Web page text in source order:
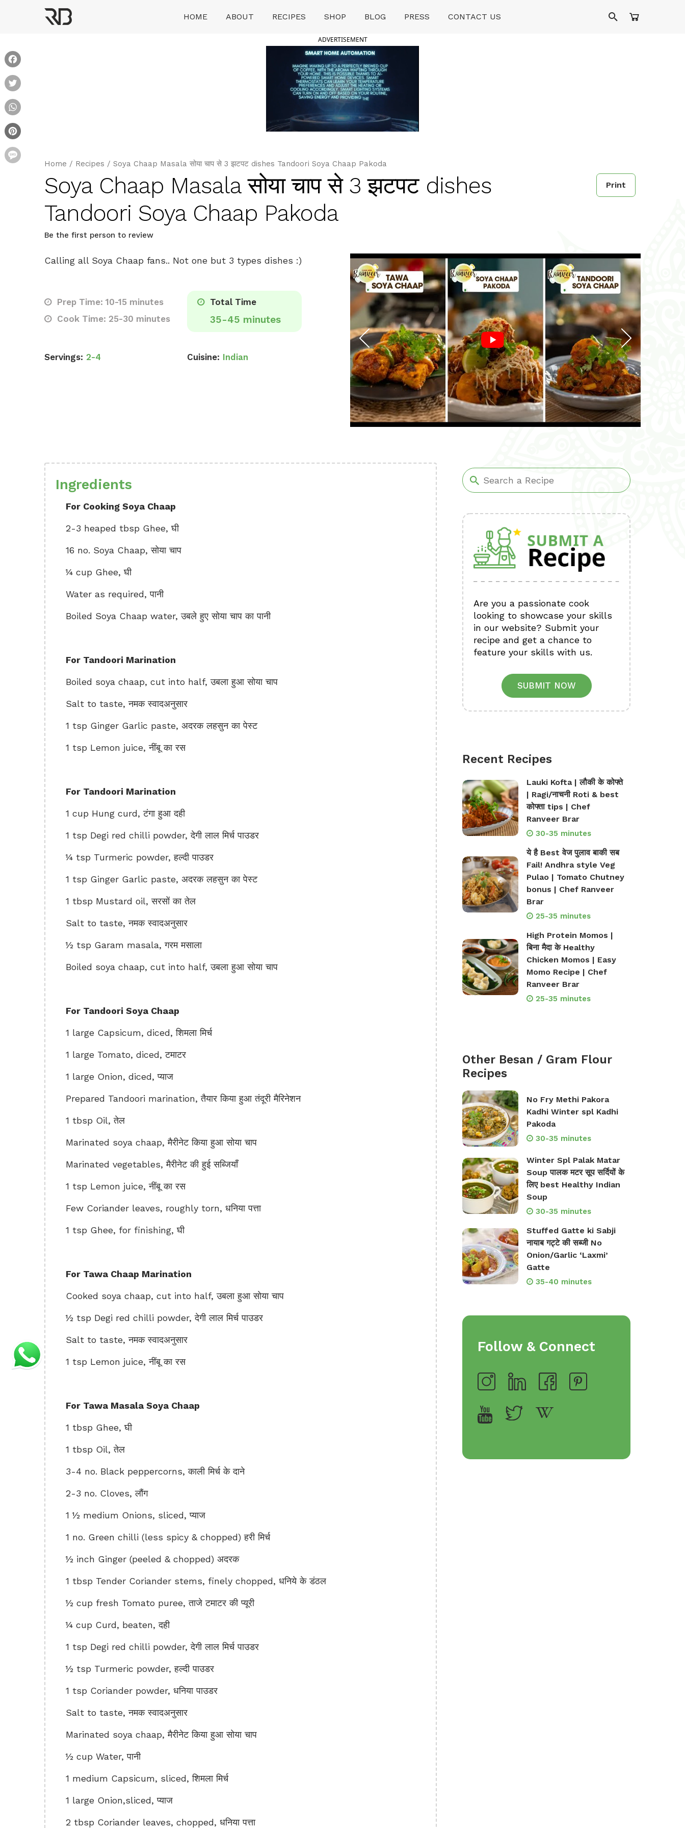
HOME ABOUT RECIPES SHOP BLOG PRESS CONTACT US
ADVERTISEMENT
Home / Recipes / Soya Chaap Masala सोया चाप से 3 झटपट dishes Tandoori Soya Chaap Pakoda
Soya Chaap Masala सोया चाप से 3 झटपट dishes
Tandoori Soya Chaap Pakoda
Be the first person to review
Print
Calling all Soya Chaap fans.. Not one but 3 types dishes :)
Prep Time: 10-15 minutes
Cook Time: 25-30 minutes
Total Time
35-45 minutes
Servings: 2-4 Cuisine: Indian
Ingredients
For Cooking Soya Chaap
2-3 heaped tbsp Ghee, घी
16 no. Soya Chaap, सोया चाप
¼ cup Ghee, घी
Water as required, पानी
Boiled Soya Chaap water, उबले हुए सोया चाप का पानी
For Tandoori Marination
Boiled soya chaap, cut into half, उबला हुआ सोया चाप
Salt to taste, नमक स्वादअनुसार
1 tsp Ginger Garlic paste, अदरक लहसुन का पेस्ट
1 tsp Lemon juice, नींबू का रस
For Tandoori Marination
1 cup Hung curd, टंगा हुआ दही
1 tsp Degi red chilli powder, देगी लाल मिर्च पाउडर
¼ tsp Turmeric powder, हल्दी पाउडर
1 tsp Ginger Garlic paste, अदरक लहसुन का पेस्ट
1 tbsp Mustard oil, सरसों का तेल
Salt to taste, नमक स्वादअनुसार
½ tsp Garam masala, गरम मसाला
Boiled soya chaap, cut into half, उबला हुआ सोया चाप
For Tandoori Soya Chaap
1 large Capsicum, diced, शिमला मिर्च
1 large Tomato, diced, टमाटर
1 large Onion, diced, प्याज
Prepared Tandoori marination, तैयार किया हुआ तंदूरी मैरिनेशन
1 tbsp Oil, तेल
Marinated soya chaap, मैरीनेट किया हुआ सोया चाप
Marinated vegetables, मैरीनेट की हुई सब्जियाँ
1 tsp Lemon juice, नींबू का रस
Few Coriander leaves, roughly torn, धनिया पत्ता
1 tsp Ghee, for finishing, घी
For Tawa Chaap Marination
Cooked soya chaap, cut into half, उबला हुआ सोया चाप
½ tsp Degi red chilli powder, देगी लाल मिर्च पाउडर
Salt to taste, नमक स्वादअनुसार
1 tsp Lemon juice, नींबू का रस
For Tawa Masala Soya Chaap
1 tbsp Ghee, घी
1 tbsp Oil, तेल
3-4 no. Black peppercorns, काली मिर्च के दाने
2-3 no. Cloves, लौंग
1 ½ medium Onions, sliced, प्याज
1 no. Green chilli (less spicy & chopped) हरी मिर्च
½ inch Ginger (peeled & chopped) अदरक
1 tbsp Tender Coriander stems, finely chopped, धनिये के डंठल
½ cup fresh Tomato puree, ताजे टमाटर की प्यूरी
¼ cup Curd, beaten, दही
1 tsp Degi red chilli powder, देगी लाल मिर्च पाउडर
½ tsp Turmeric powder, हल्दी पाउडर
1 tsp Coriander powder, धनिया पाउडर
Salt to taste, नमक स्वादअनुसार
Marinated soya chaap, मैरीनेट किया हुआ सोया चाप
½ cup Water, पानी
1 medium Capsicum, sliced, शिमला मिर्च
1 large Onion,sliced, प्याज
2 tbsp Coriander leaves, chopped, धनिया पत्ता
Are you a passionate cook
looking to showcase your skills
in our website? Submit your
recipe and get a chance to
feature your skills with us.
SUBMIT NOW
Recent Recipes
Lauki Kofta | लौकी के कोफ्ते
| Ragi/नाचनी Roti & best
कोफ्ता tips | Chef
Ranveer Brar
30-35 minutes
ये है Best वेज पुलाव बाकी सब
Fail! Andhra style Veg
Pulao | Tomato Chutney
bonus | Chef Ranveer
Brar
25-35 minutes
High Protein Momos |
बिना मैदा के Healthy
Chicken Momos | Easy
Momo Recipe | Chef
Ranveer Brar
25-35 minutes
Other Besan / Gram Flour
Recipes
No Fry Methi Pakora
Kadhi Winter spl Kadhi
Pakoda
30-35 minutes
Winter Spl Palak Matar
Soup पालक मटर सूप सर्दियों के
लिए best Healthy Indian
Soup
30-35 minutes
Stuffed Gatte ki Sabji
नायाब गट्टे की सब्जी No
Onion/Garlic ‘Laxmi’
Gatte
35-40 minutes
Follow & Connect
Message